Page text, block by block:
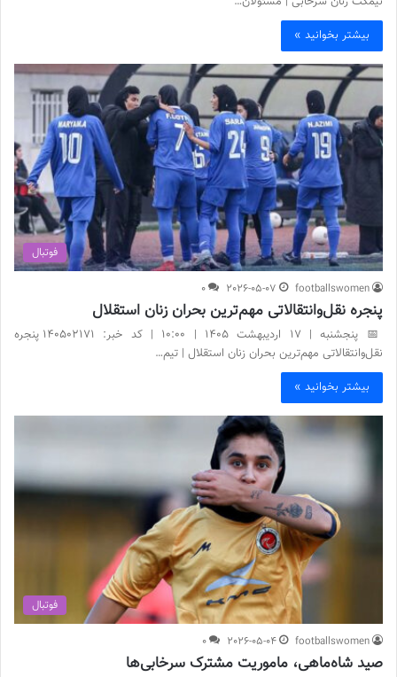
بیشتر بخوانید »
فوتبال
footballswomen
2026-05-07
0
پنجره نقل‌وانتقالاتی مهم‌ترین بحران زنان استقلال
📅 پنجشنبه | 17 اردیبهشت ۱۴۰۵ | 10:00 | کد خبر: 140502171 پنجره
نقل‌وانتقالاتی مهم‌ترین بحران زنان استقلال | تیم…
بیشتر بخوانید »
فوتبال
footballswomen
2026-05-04
0
صید شاه‌ماهی، ماموریت مشترک سرخابی‌ها